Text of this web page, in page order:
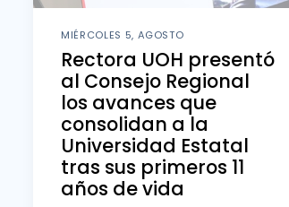
MIÉRCOLES 5, AGOSTO
Rectora UOH presentó
al Consejo Regional
los avances que
consolidan a la
Universidad Estatal
tras sus primeros 11
años de vida